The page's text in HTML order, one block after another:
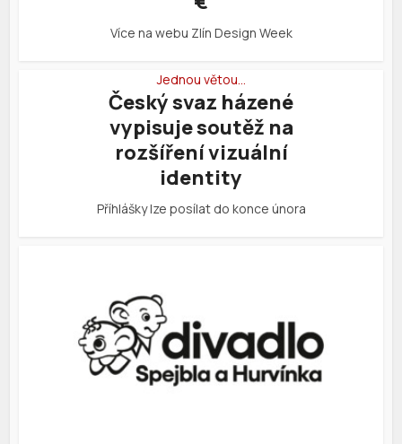
Více na webu Zlín Design Week
Jednou větou…
Český svaz házené
vypisuje soutěž na
rozšíření vizuální
identity
Příhlášky lze posílat do konce února